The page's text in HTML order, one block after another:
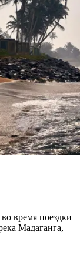
время поездки
Мадаганга,